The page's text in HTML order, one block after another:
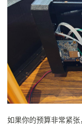
如果你的预算非常紧